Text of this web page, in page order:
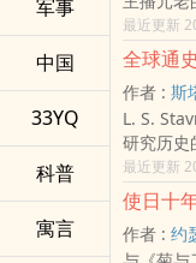
军事
中国
33YQ
科普
寓言
门。
维京战斧
力的游戏
欧洲的激
——公元
堪的纳维
其夷为一
的神秘海
耀他们的
的土地、
是维京人
最近更新
全球通
作者 : 斯
L. S.
研究历史
体现在三
二、它不
联系起来
而不是某
最近更新
使日十
作者 : 约